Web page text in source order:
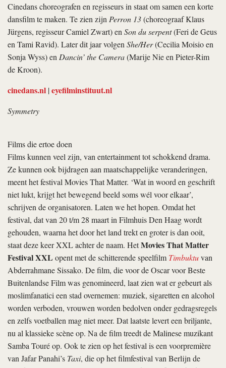
Cinedans choreografen en regisseurs in staat om samen een korte
dansfilm te maken. Te zien zijnPerron 13(choreograaf Klaus
Jürgens, regisseur Camiel Zwart) enSon du serpent(Feri de Geus
en Tami Ravid). Later dit jaar volgenShe/Her(Cecilia Moisio en
Sonja Wyss) enDancin’ the Camera(Marije Nie en Pieter-Rim
de Kroon).
cinedans.nl |eyefilminstituut.nl
Symmetry
Films die ertoe doen
Films kunnen veel zijn, van entertainment tot schokkend drama.
Ze kunnen ook bijdragen aan maatschappelijke veranderingen,
meent het festival Movies That Matter. ‘Wat in woord en geschrift
niet lukt, krijgt het bewegend beeld soms wél voor elkaar’,
schrijven de organisatoren. Laten we het hopen. Omdat het
festival, dat van 20 t/m 28 maart in Filmhuis Den Haag wordt
gehouden, waarna het door het land trekt en groter is dan ooit,
staat deze keer XXL achter de naam. HetMovies That Matter
Festival XXL opent met de schitterende speelfilm Timbuktuvan
Abderrahmane Sissako. De film, die voor de Oscar voor Beste
Buitenlandse Film was genomineerd, laat zien wat er gebeurt als
moslimfanatici een stad overnemen: muziek, sigaretten en alcohol
worden verboden, vrouwen worden bedolven onder gedragsregels
en zelfs voetballen mag niet meer. Dat laatste levert een briljante,
nu al klassieke scène op. Na de film treedt de Malinese muzikant
Samba Touré op. Ook te zien op het festival is een voorpremière
van Jafar Panahi’s Taxi, die op het filmfestival van Berlijn de